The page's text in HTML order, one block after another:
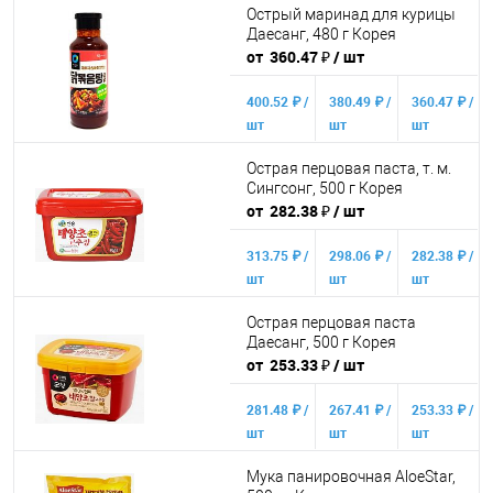
учитывается общая сумма
корзины.
Подробнее
₽
₽
₽
Конечная стоимость позиции
Для получения скидки
учитывается общая сумма
корзины.
Подробнее
Острый маринад для курицы
Даесанг, 480 г Корея
от 360.47 ₽/ шт
400.52 ₽ /
шт
₽
380.49 ₽ /
шт
₽
360.47 ₽ /
шт
₽
Конечная стоимость позиции
Для получения скидки
учитывается общая сумма
корзины.
Подробнее
Острая перцовая паста, т. м.
Сингсонг, 500 г Корея
от 282.38 ₽/ шт
313.75 ₽ /
шт
₽
298.06 ₽ /
шт
₽
282.38 ₽ /
шт
₽
Конечная стоимость позиции
Для получения скидки
учитывается общая сумма
Острая перцовая паста
Даесанг, 500 г Корея
от 253.33 ₽/ шт
281.48 ₽ /
шт
₽
267.41 ₽ /
шт
₽
253.33 ₽ /
шт
₽
Мука панировочная AloeStar,